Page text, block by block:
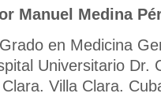
Manuel Medina
en Medicina
Universitario Dr.
Villa Clara.